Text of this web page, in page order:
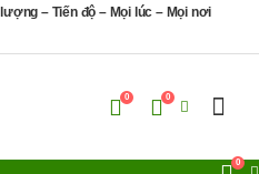
– Tiến độ – Mọi lúc – Mọi nơi
0 0
0